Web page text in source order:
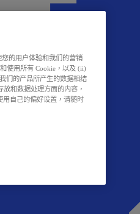
您的用户体验和我们的营销
使用所有 Cookie，以及 (ii)
们的产品所产生的数据相结
放和数据处理方面的内容，
用自己的偏好设置，请随时